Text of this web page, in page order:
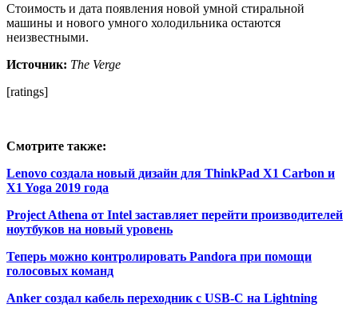
Стоимость и дата появления новой умной стиральной
машины и нового умного холодильника остаются
неизвестными.
Источник: The Verge
[ratings]
Смотрите также:
Lenovo создала новый дизайн для ThinkPad X1 Carbon и
X1 Yoga 2019 года
Project Athena от Intel заставляет перейти производителей
ноутбуков на новый уровень
Теперь можно контролировать Pandora при помощи
голосовых команд
Anker создал кабель переходник с USB-C на Lightning